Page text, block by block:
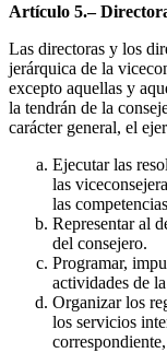
Artículo 5.–
Las directoras y los
jerárquica de la
excepto aquellas y
la tendrán de la
carácter general, el
Ejecutar las
las
las
Representar al
del consejero.
Programar,
actividades de
Organizar los
los servicios